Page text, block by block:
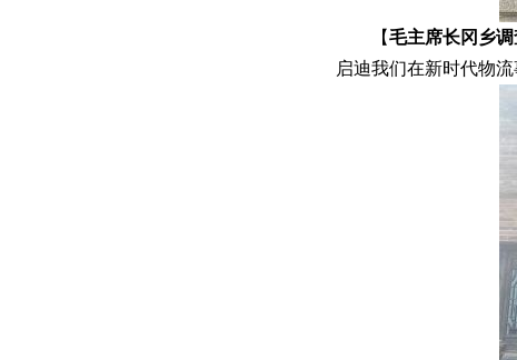
【毛主席长冈乡
启迪我们在新时代物